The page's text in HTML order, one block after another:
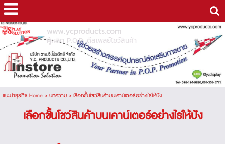
www.ycproducts.com
ผู้ผลิต P.O.P. ดีสเพลย์โชว์สินค้า
แนะนำธุรกิจ Home> บทความ> เลือกชั้นโชว์สินค้าบนเคาน์เตอร์อย่างไรให้ปัง
เลือกชั้นโชว์สินค้าบนเคาน์เตอร์อย่างไรให้ปัง